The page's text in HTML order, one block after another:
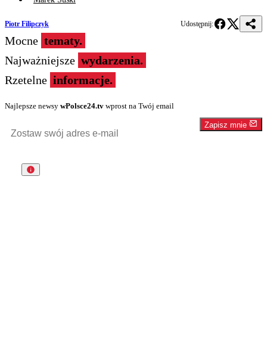
Piotr Filipczyk Udostępnij:
Mocne tematy.
Najważniejsze wydarzenia.
Rzetelne informacje.
Najlepsze newsy wPolsce24.tv wprost na Twój email
Zapisz mnie